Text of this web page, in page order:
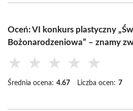
Oceń: VI konkurs plastyczny
Bożonarodzeniowa” – znamy
★ ★ ★ ★ ★
Średnia ocena: 4.67 Liczba ocen: 7